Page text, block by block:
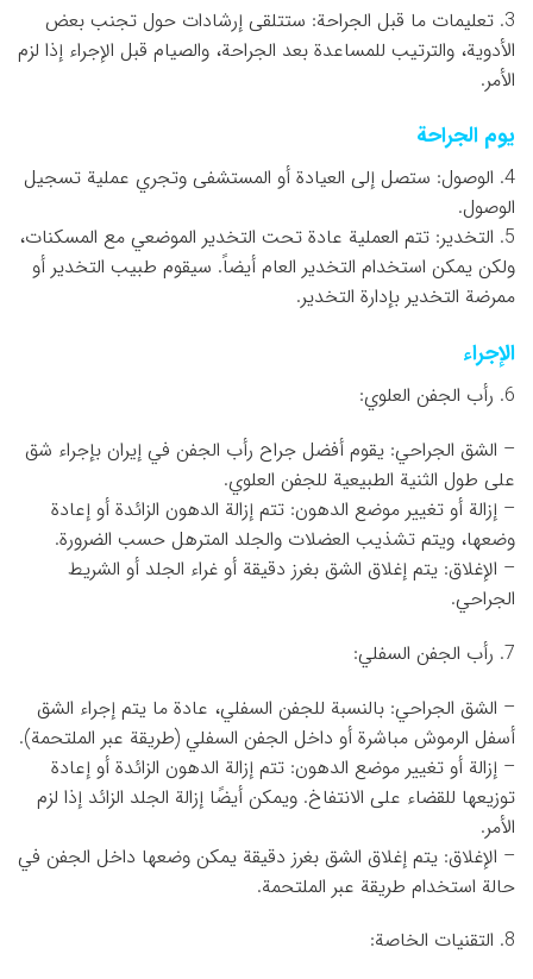
3. تعليمات ما قبل الجراحة: ستتلقى إرشادات حول تجنب بعض
الأدوية، والترتيب للمساعدة بعد الجراحة، والصيام قبل الإجراء إذا لزم
الأمر.
يوم الجراحة
4. الوصول: ستصل إلى العيادة أو المستشفى وتجري عملية تسجيل
الوصول.
5. التخدير: تتم العملية عادة تحت التخدير الموضعي مع المسكنات،
ولكن يمكن استخدام التخدير العام أيضاً. سيقوم طبيب التخدير أو
ممرضة التخدير بإدارة التخدير.
الإجراء
6. رأب الجفن العلوي:
– الشق الجراحي: يقوم أفضل جراح رأب الجفن في إيران بإجراء شق
على طول الثنية الطبيعية للجفن العلوي.
– إزالة أو تغيير موضع الدهون: تتم إزالة الدهون الزائدة أو إعادة
وضعها، ويتم تشذيب العضلات والجلد المترهل حسب الضرورة.
– الإغلاق: يتم إغلاق الشق بغرز دقيقة أو غراء الجلد أو الشريط
الجراحي.
7. رأب الجفن السفلي:
– الشق الجراحي: بالنسبة للجفن السفلي، عادة ما يتم إجراء الشق
أسفل الرموش مباشرة أو داخل الجفن السفلي (طريقة عبر الملتحمة).
– إزالة أو تغيير موضع الدهون: تتم إزالة الدهون الزائدة أو إعادة
توزيعها للقضاء على الانتفاخ. ويمكن أيضًا إزالة الجلد الزائد إذا لزم
الأمر.
– الإغلاق: يتم إغلاق الشق بغرز دقيقة يمكن وضعها داخل الجفن في
حالة استخدام طريقة عبر الملتحمة.
8. التقنيات الخاصة: